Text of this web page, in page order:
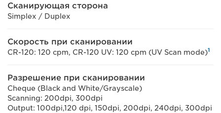
Сканирующая сторона
Simplex / Duplex
Скорость при сканировании
CR-120: 120 cpm, CR-120 UV: 120 cpm (UV Scan mode)1
Разрешение при сканировании
Cheque (Black and White/Grayscale)
Scanning: 200dpi, 300dpi
Output: 100dpi,120 dpi, 150dpi, 200dpi, 240dpi, 300dpi